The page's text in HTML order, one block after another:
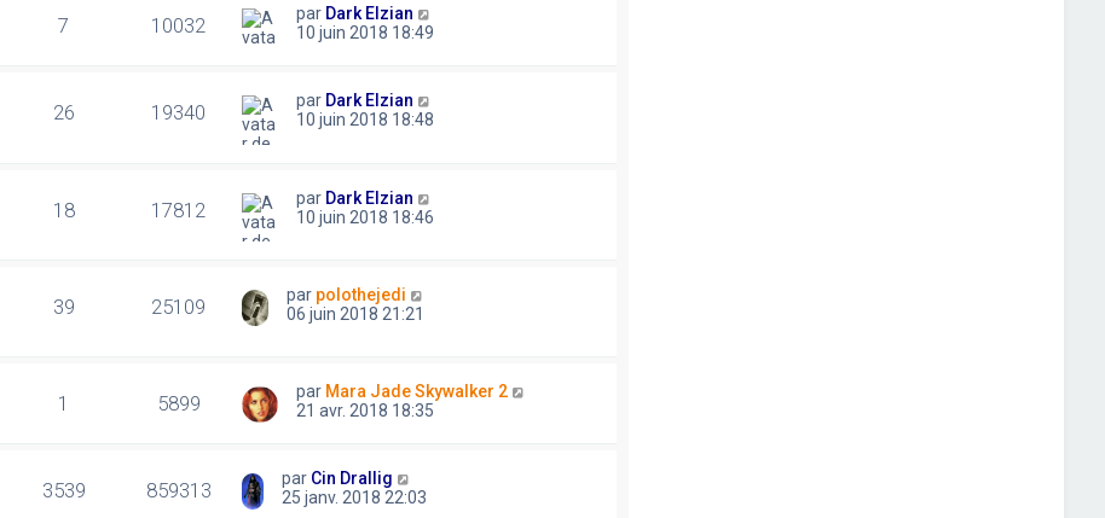
7 10032 par Dark Elzian
10 juin 2018 18:49
26 19340 par Dark Elzian
10 juin 2018 18:48
18 17812 par Dark Elzian
10 juin 2018 18:46
39 25109 par polothejedi
06 juin 2018 21:21
1 5899 par Mara Jade Skywalker 2
21 avr. 2018 18:35
3539 859313 par Cin Drallig
25 janv. 2018 22:03